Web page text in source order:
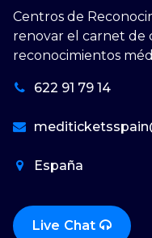
Centros de
renovar el carnet de
reconocimientos
622 91 79 14
España
Live Chat